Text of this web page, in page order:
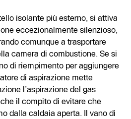
isolante più esterno, si attiva
eccezionalmente silenzioso,
comunque a trasportare
camera di combustione. Se si
di riempimento per aggiungere
di aspirazione mette
l’aspirazione del gas
il compito di evitare che
dalla caldaia aperta. Il vano di